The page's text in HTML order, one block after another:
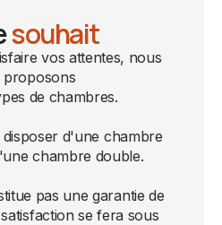
souhait
vos attentes, nous
proposons
de chambres.
d'une chambre
chambre double.
pas une garantie de
se fera sous